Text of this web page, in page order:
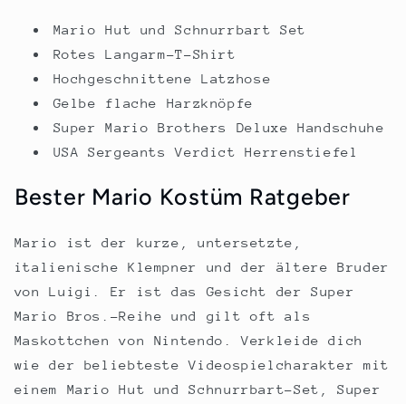
Mario Hut und Schnurrbart Set
Rotes Langarm-T-Shirt
Hochgeschnittene Latzhose
Gelbe flache Harzknöpfe
Super Mario Brothers Deluxe Handschuhe
USA Sergeants Verdict Herrenstiefel
Bester Mario Kostüm Ratgeber
Mario ist der kurze, untersetzte,
italienische Klempner und der ältere Bruder
von Luigi. Er ist das Gesicht der Super
Mario Bros.-Reihe und gilt oft als
Maskottchen von Nintendo. Verkleide dich
wie der beliebteste Videospielcharakter mit
einem Mario Hut und Schnurrbart-Set, Super